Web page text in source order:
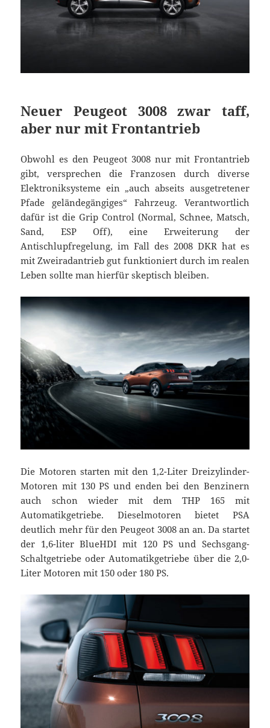
Neuer Peugeot 3008 zwar taff,
aber nur mit Frontantrieb
Obwohl es den Peugeot 3008 nur mit Frontantrieb
gibt, versprechen die Franzosen durch diverse
Elektroniksysteme ein „auch abseits ausgetretener
Pfade geländegängiges“ Fahrzeug. Verantwortlich
dafür ist die Grip Control (Normal, Schnee, Matsch,
Sand, ESP Off), eine Erweiterung der
Antischlupfregelung, im Fall des 2008 DKR hat es
mit Zweiradantrieb gut funktioniert durch im realen
Leben sollte man hierfür skeptisch bleiben.
Die Motoren starten mit den 1,2-Liter Dreizylinder-
Motoren mit 130 PS und enden bei den Benzinern
auch schon wieder mit dem THP 165 mit
Automatikgetriebe. Dieselmotoren bietet PSA
deutlich mehr für den Peugeot 3008 an an. Da startet
der 1,6-liter BlueHDI mit 120 PS und Sechsgang-
Schaltgetriebe oder Automatikgetriebe über die 2,0-
Liter Motoren mit 150 oder 180 PS.